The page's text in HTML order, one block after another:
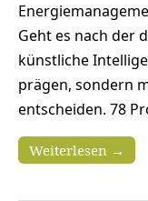
Geht es nach der
künstliche
prägen, sondern
entscheiden. 78
Weiterlesen →